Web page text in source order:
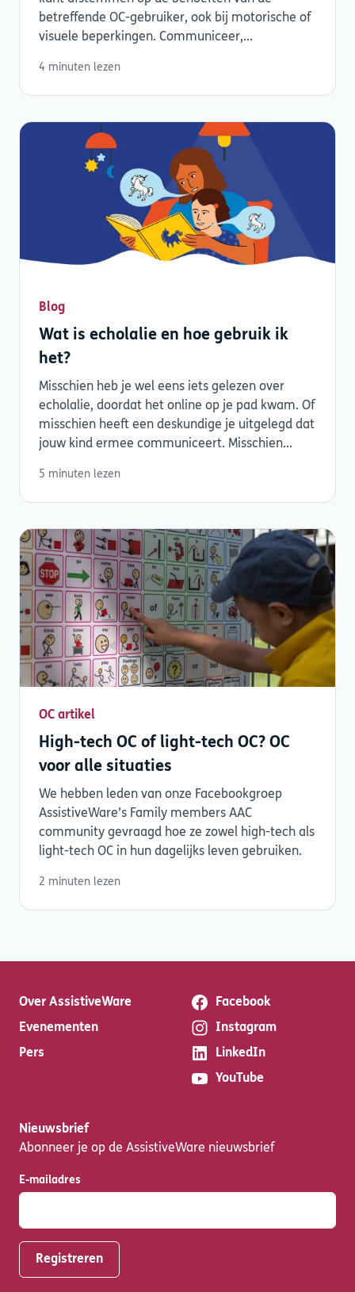
betreffende OC-gebruiker, ook bij motorische of
visuele beperkingen. Communiceer,...
4 minuten lezen
Blog
Wat is echolalie en hoe gebruik ik
het?
Misschien heb je wel eens iets gelezen over
echolalie, doordat het online op je pad kwam. Of
misschien heeft een deskundige je uitgelegd dat
jouw kind ermee communiceert. Misschien...
5 minuten lezen
OC artikel
High-tech OC of light-tech OC? OC
voor alle situaties
We hebben leden van onze Facebookgroep
AssistiveWare’s Family members AAC
community gevraagd hoe ze zowel high-tech als
light-tech OC in hun dagelijks leven gebruiken.
2 minuten lezen
Over AssistiveWare
Evenementen
Pers
Facebook
Instagram
LinkedIn
YouTube
Nieuwsbrief
Abonneer je op de AssistiveWare nieuwsbrief
E-mailadres